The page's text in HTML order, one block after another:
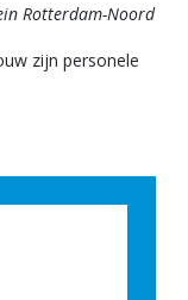
Rotterdam-Noord
zijn personele